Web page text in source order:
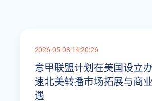
2026-05-08 14:20:26
意甲联盟计划在美国设立
速北美转播市场拓展与商
遇